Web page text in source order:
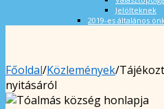
Jelölteknek
2019-es általános
Főoldal/Közlemények/
nyitásáról